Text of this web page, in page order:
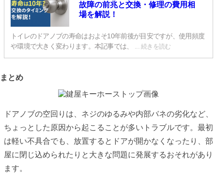
故障の前兆と交換・修理の費用相
場を解説！
トイレのドアノブの寿命はおよそ10年前後が目安ですが、使用頻度
や環境で大きく変わります。本記事では、
... 続きを読む
まとめ
ドアノブの空回りは、ネジのゆるみや内部バネの劣化など、
ちょっとした原因から起こることが多いトラブルです。最初
は軽い不具合でも、放置するとドアが開かなくなったり、部
屋に閉じ込められたりと大きな問題に発展するおそれがあり
ます。